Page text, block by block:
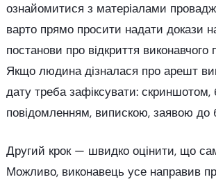
ознайомитися з матеріалами
варто прямо просити надати докази
постанови про відкриття виконавчого
Якщо людина дізналася про арешт
дату треба зафіксувати: скриншотом,
повідомленням, випискою, заявою до
Другий крок — швидко оцінити, що
Можливо, виконавець усе направив